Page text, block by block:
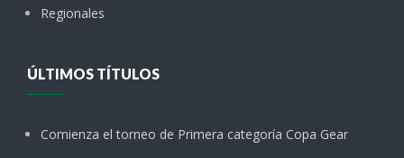
Regionales
ÚLTIMOS TÍTULOS
Comienza el torneo de Primera categoría Copa Gear